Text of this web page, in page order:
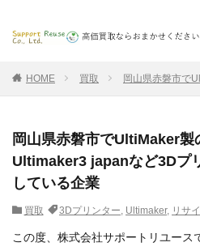
HOME 買取 岡山県赤磐市で
岡山県赤磐市でUltiMaker製
Ultimaker3 japanなど3Dプ
している企業
買取 3Dプリンター, Ultimaker, リサ
この度、株式会社サポートリユース